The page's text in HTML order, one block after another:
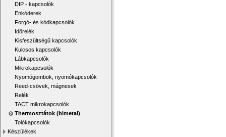
DIP - kapcsolók
Enkóderek
Forgó- és kódkapcsolók
Időrelék
Kisfeszültségű kapcsolók
Kulcsos kapcsolók
Lábkapcsolók
Mikrokapcsolók
Nyomógombok, nyomókapcsolók
Reed-csövek, mágnesek
Relék
TACT mikrokapcsolók
Thermosztátok (bimetal)
Tolókapcsolók
Készülékek